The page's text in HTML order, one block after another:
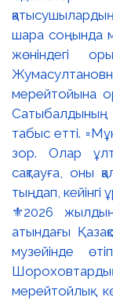
⚜️2026
атындағы
музейінде
мерейтойлық